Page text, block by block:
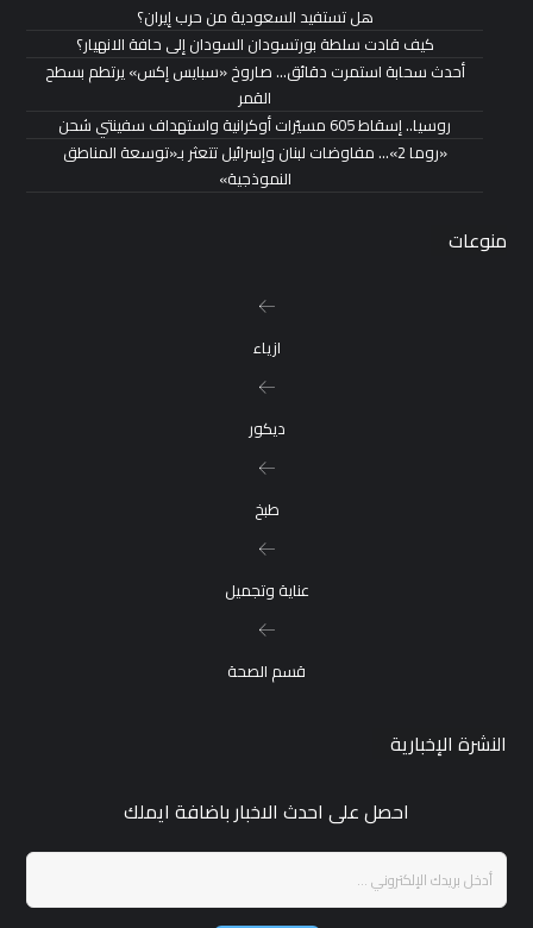
هل تستفيد السعودية من حرب إيران؟
كيف قادت سلطة بورتسودان السودان إلى حافة الانهيار؟
أحدث سحابة استمرت دقائق… صاروخ «سبايس إكس» يرتطم بسطح
القمر
روسيا.. إسقاط 605 مسيّرات أوكرانية واستهداف سفينتي شحن
«روما 2»… مفاوضات لبنان وإسرائيل تتعثر بـ«توسعة المناطق
النموذجية»
منوعات
ازياء
ديكور
طبخ
عناية وتجميل
قسم الصحة
النشرة الإخبارية
احصل على احدث الاخبار باضافة ايملك